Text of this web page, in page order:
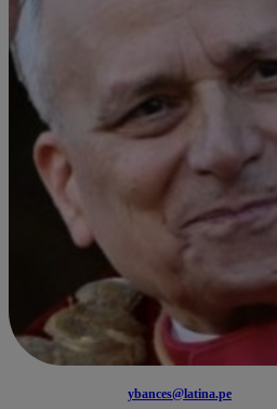
ybances@latina.pe